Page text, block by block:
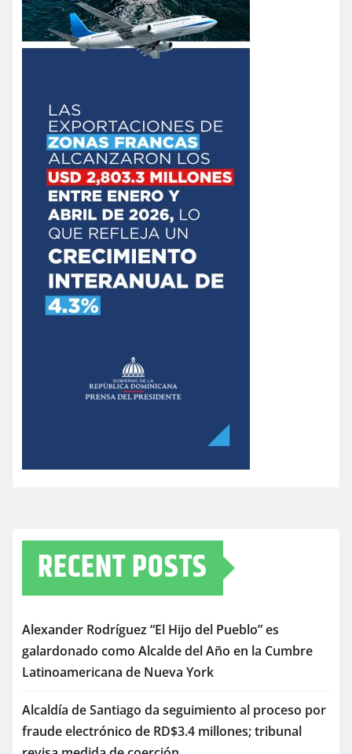
RECENT POSTS
Alexander Rodríguez “El Hijo del Pueblo” es
galardonado como Alcalde del Año en la Cumbre
Latinoamericana de Nueva York
Alcaldía de Santiago da seguimiento al proceso por
fraude electrónico de RD$3.4 millones; tribunal